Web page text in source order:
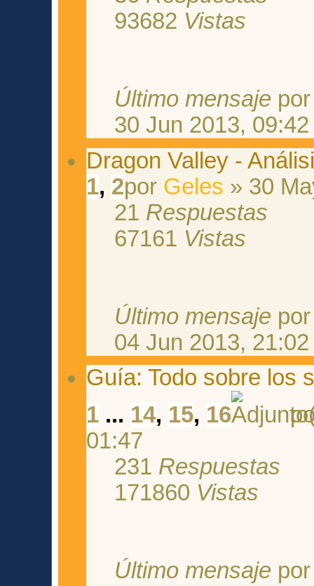
93682 Vistas
Último mensaje
30 Jun 2013, 09:42
Dragon Valley -
1, 2por Geles » 30
21 Respuestas
67161 Vistas
Último mensaje
04 Jun 2013, 21:02
Guía: Todo sobre los
1 ... 14, 15, 16
01:47
231 Respuestas
171860 Vistas
Último mensaje